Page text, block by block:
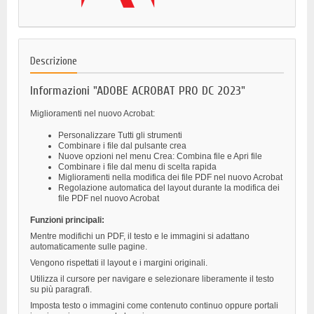
Descrizione
Informazioni "ADOBE ACROBAT PRO DC 2023"
Miglioramenti nel nuovo Acrobat:
Personalizzare Tutti gli strumenti
Combinare i file dal pulsante crea
Nuove opzioni nel menu Crea: Combina file e Apri file
Combinare i file dal menu di scelta rapida
Miglioramenti nella modifica dei file PDF nel nuovo Acrobat
Regolazione automatica del layout durante la modifica dei
file PDF nel nuovo Acrobat
Funzioni principali:
Mentre modifichi un PDF, il testo e le immagini si adattano
automaticamente sulle pagine.
Vengono rispettati il layout e i margini originali.
Utilizza il cursore per navigare e selezionare liberamente il testo
su più paragrafi.
Imposta testo o immagini come contenuto continuo oppure portali